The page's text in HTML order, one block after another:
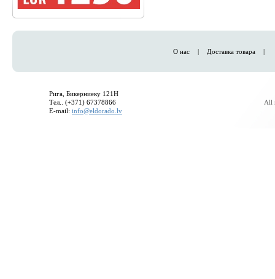
О нас | Доставка товара |
Рига, Бикерниеку 121H
Тел.. (+371) 67378866
E-mail: info@eldorado.lv
All